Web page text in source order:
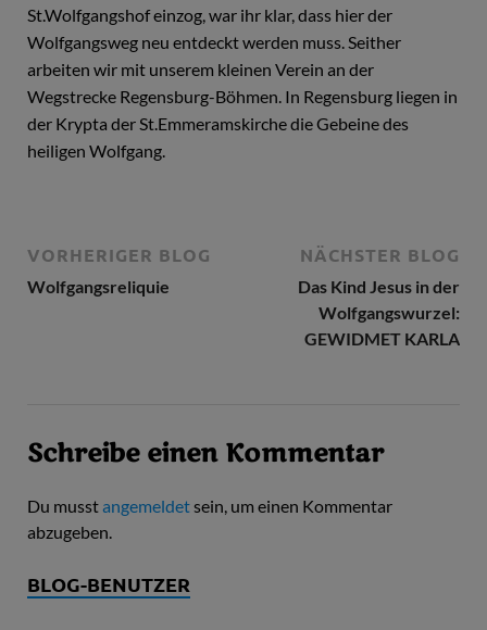
St.Wolfgangshof einzog, war ihr klar, dass hier der
Wolfgangsweg neu entdeckt werden muss. Seither
arbeiten wir mit unserem kleinen Verein an der
Wegstrecke Regensburg-Böhmen. In Regensburg liegen in
der Krypta der St.Emmeramskirche die Gebeine des
heiligen Wolfgang.
VORHERIGER BLOG
Wolfgangsreliquie
NÄCHSTER BLOG
Das Kind Jesus in der
Wolfgangswurzel:
GEWIDMET KARLA
Schreibe einen Kommentar
Du musstangemeldetsein, um einen Kommentar
abzugeben.
BLOG-BENUTZER